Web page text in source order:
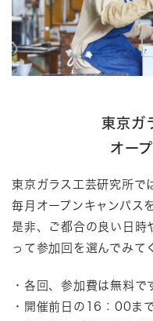
東京ガ
オー
東京ガラス工芸研究所で
毎月オープンキャンパス
是非、ご都合の良い日時
って参加回を選んでみて
・各回、参加費は無料で
・開催前日の16：00ま